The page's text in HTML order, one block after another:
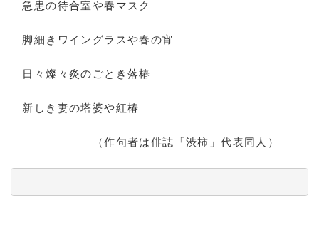
急患の待合室や春マスク
脚細きワイングラスや春の宵
日々燦々炎のごとき落椿
新しき妻の塔婆や紅椿
（作句者は俳誌「渋柿」代表同人）